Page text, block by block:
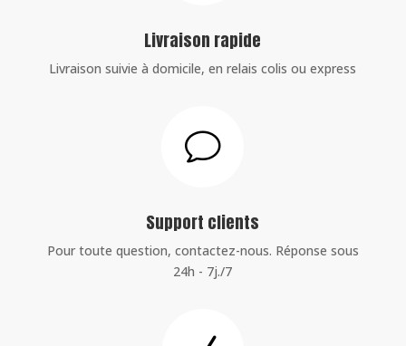
Livraison rapide
Livraison suivie à domicile, en relais colis ou express
v
Support clients
Pour toute question, contactez-nous. Réponse sous
24h - 7j./7